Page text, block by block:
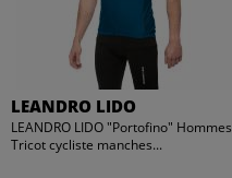
LEANDRO LIDO
LEANDRO LIDO "Portofino" Hommes
Tricot cycliste manches...